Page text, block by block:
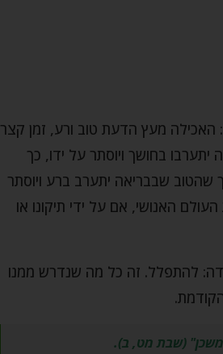
האכילה מעץ הדעת טוב ורע, זמן קצר
בחושך ויוסתר על ידו, כך
שהטוב שבבריאה יתערב ברע ויוסתר
האנושי, אם על ידי תיקונו או
להתפלל. זה כל מה שנדרש ממנו